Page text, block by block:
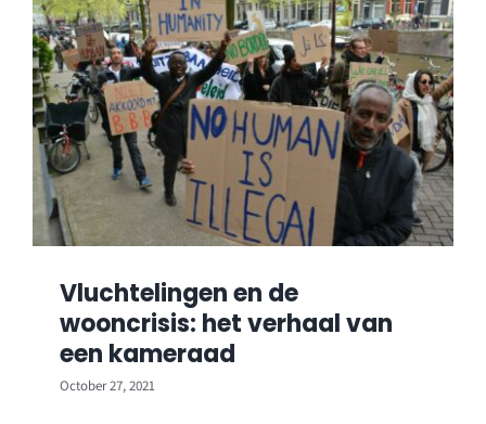
Vluchtelingen en de
wooncrisis: het verhaal van
een kameraad
October 27, 2021